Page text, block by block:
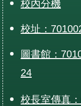
校內分機
校址：
圖書館：
24
校長室傳真